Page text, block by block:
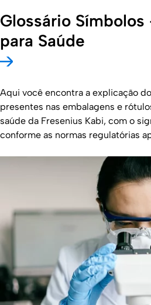
Glossário
para Saúde
Aqui você encontra a explicação
presentes nas embalagens e
saúde da Fresenius Kabi, com o
conforme as normas regulatórias